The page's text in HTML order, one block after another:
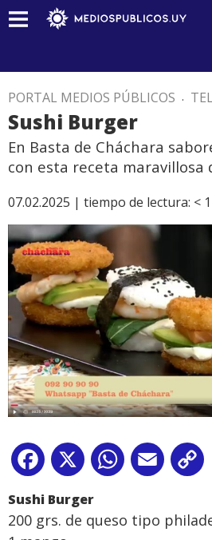
PORTAL MEDIOS PÚBLICOS .
Sushi Burger
En Basta de Cháchara
con esta receta maravillosa
07.02.2025 | tiempo de lectura: < 1
Facebook
X WhatsApp
Email
Sushi Burger
200 grs. de queso tipo